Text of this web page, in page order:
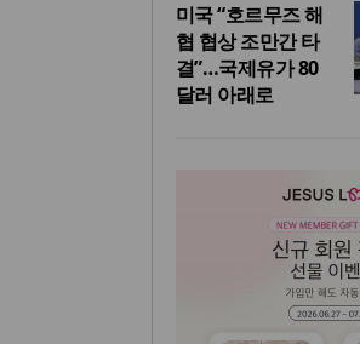
미국 “호르무즈 해
협 협상 조만간 타
결”…국제유가 80
달러 아래로